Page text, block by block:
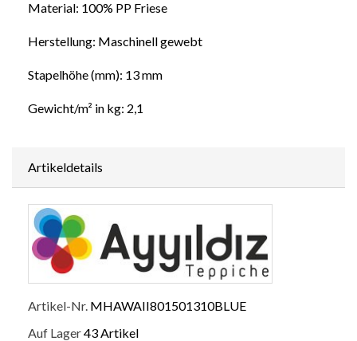
Material: 100% PP Friese
Herstellung: Maschinell gewebt
Stapelhöhe (mm): 13 mm
Gewicht/m² in kg: 2,1
Artikeldetails
Artikel-Nr. MHAWAII801501310BLUE
Auf Lager43 Artikel